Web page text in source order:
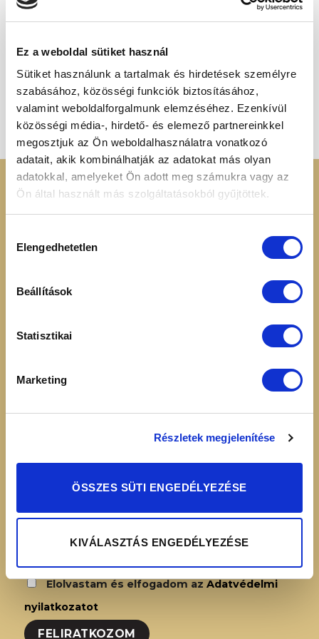
Ez a weboldal sütiket használ
Sütiket használunk a tartalmak és hirdetések személyre
szabásához, közösségi funkciók biztosításához,
valamint weboldalforgalmunk elemzéséhez. Ezenkívül
közösségi média-, hirdető- és elemező partnereinkkel
megosztjuk az Ön weboldalhasználatra vonatkozó
adatait, akik kombinálhatják az adatokat más olyan
adatokkal, amelyeket Ön adott meg számukra vagy az
Ön által használt más szolgáltatásokból gyűjtöttek.
kiválasztása
Elengedhetetlen
Beállítások
Statisztikai
Marketing
Részletek megjelenítése
ÖSSZES SÜTI ENGEDÉLYEZÉSE
KIVÁLASZTÁS ENGEDÉLYEZÉSE
ÉTRENDKIEGÉSZÍTŐK
Chlorella por 250g
4 800Ft Original
price
was:
4
800 Ft.
3 590FtCurrent
price
3
590 Ft.
KERESSEN MINKET
info@heavenuts.hu
Ügyfélszolgálat:
RENDELÉSI
INFORMÁCIÓK
Cookie tájékoztató
Általános szerződési
Szállítási információk
fizetési rendszer -
Elolvastam és elfogadom az Adatvédelmi
nyilatkozatot